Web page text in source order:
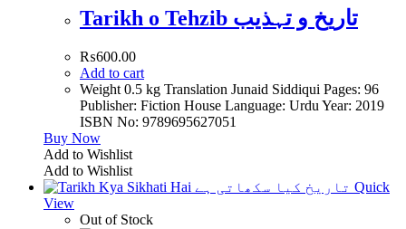
Tarikh o Tehzib تاریخ و تہذیب
₨600.00
Add to cart
Weight 0.5 kg Translation Junaid Siddiqui Pages: 96
Publisher: Fiction House Language: Urdu Year: 2019
ISBN No: 9789695627051
Buy Now
Add to Wishlist
Add to Wishlist
Quick
View
Out of Stock